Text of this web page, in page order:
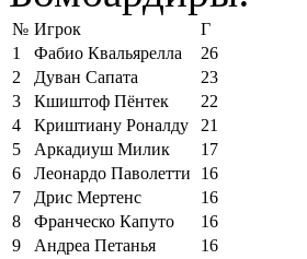
№ Игрок
Г
1
Фабио Квальярелла
26
2
Дуван Сапата
23
3
Кшиштоф Пёнтек
22
4
Криштиану Роналду
21
5
Аркадиуш Милик
17
6
Леонардо Паволетти
16
7
Дрис Мертенс
16
8
Франческо Капуто
16
9
Андреа Петанья
16